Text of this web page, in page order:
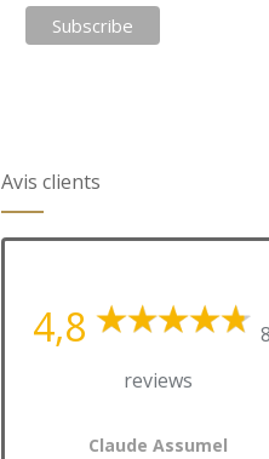
Avis clients
4,8
reviews
Claude Assumel